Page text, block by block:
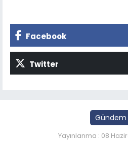
Facebook
Twitter
Gündem
Yayınlanma : 08